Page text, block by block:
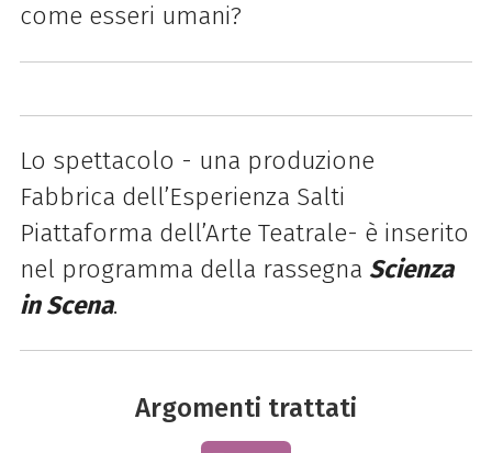
come esseri umani?
Lo spettacolo - una produzione
Fabbrica dell’Esperienza Salti
Piattaforma dell’Arte Teatrale- è inserito
nel programma della rassegna Scienza
in Scena.
Argomenti trattati